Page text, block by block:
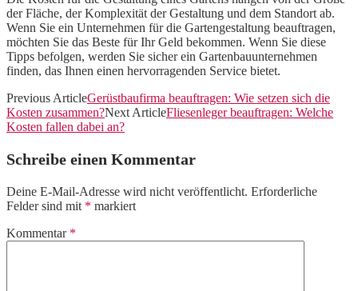
der Fläche, der Komplexität der Gestaltung und dem Standort ab.
Wenn Sie ein Unternehmen für die Gartengestaltung beauftragen,
möchten Sie das Beste für Ihr Geld bekommen. Wenn Sie diese
Tipps befolgen, werden Sie sicher ein Gartenbauunternehmen
finden, das Ihnen einen hervorragenden Service bietet.
Previous ArticleGerüstbaufirma beauftragen: Wie setzen sich die
Kosten zusammen?Next ArticleFliesenleger beauftragen: Welche
Kosten fallen dabei an?
Schreibe einen Kommentar
Deine E-Mail-Adresse wird nicht veröffentlicht. Erforderliche
Felder sind mit * markiert
Kommentar *